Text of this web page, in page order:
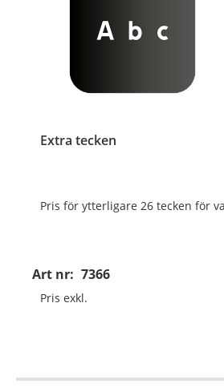
Extra tecken
Art nr: 7366
Pris för ytterligare 26 tecken för
Pris exkl.